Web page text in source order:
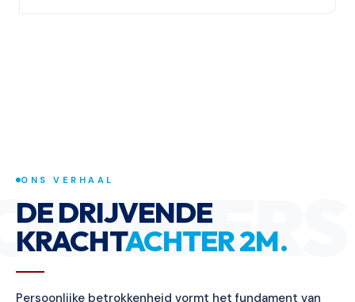
ONS VERHAAL
DE DRIJVENDE
KRACHTACHTER 2M.
Persoonlijke betrokkenheid vormt het fundament van